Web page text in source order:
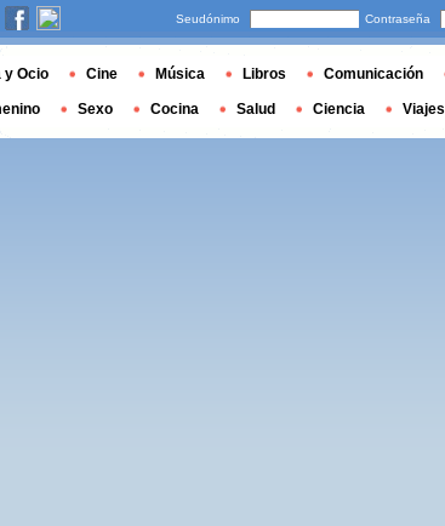
Seudónimo Contraseña
y Ocio Cine Música Libros Comunicación
Sexo Cocina Salud Ciencia Viajes